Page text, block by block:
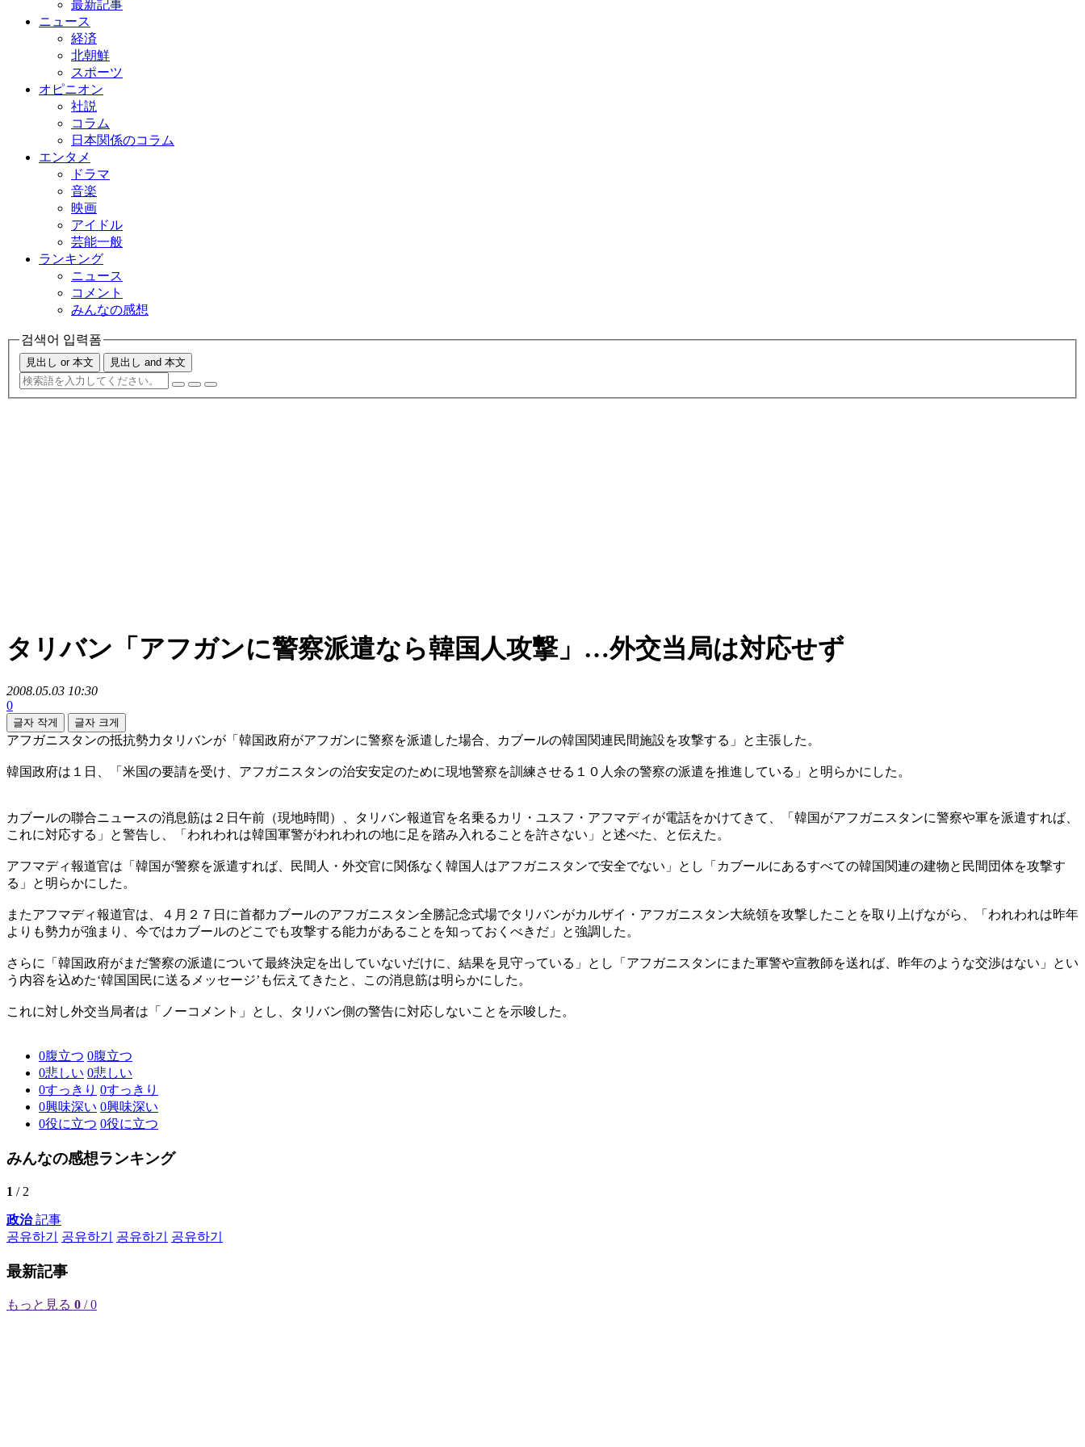
最新記事
ニュース
経済
北朝鮮
スポーツ
オピニオン
社説
コラム
日本関係のコラム
エンタメ
ドラマ
音楽
映画
アイドル
芸能一般
ランキング
ニュース
コメント
みんなの感想
검색어 입력폼
見出し or 本文 見出し and 本文
タリバン「アフガンに警察派遣なら韓国人攻撃」…外交当局は対応せず
2008.05.03 10:30
0
글자 작게 글자 크게
アフガニスタンの抵抗勢力タリバンが「韓国政府がアフガンに警察を派遣した場合、カブールの韓国関連民間施設を攻撃する」と主張した。
韓国政府は１日、「米国の要請を受け、アフガニスタンの治安安定のために現地警察を訓練させる１０人余の警察の派遣を推進している」と明らかにした。
カブールの聯合ニュースの消息筋は２日午前（現地時間）、タリバン報道官を名乗るカリ・ユスフ・アフマディが電話をかけてきて、「韓国がアフガニスタンに警察や軍を派遣すれば、
これに対応する」と警告し、「われわれは韓国軍警がわれわれの地に足を踏み入れることを許さない」と述べた、と伝えた。
アフマディ報道官は「韓国が警察を派遣すれば、民間人・外交官に関係なく韓国人はアフガニスタンで安全でない」とし「カブールにあるすべての韓国関連の建物と民間団体を攻撃す
る」と明らかにした。
またアフマディ報道官は、４月２７日に首都カブールのアフガニスタン全勝記念式場でタリバンがカルザイ・アフガニスタン大統領を攻撃したことを取り上げながら、「われわれは昨年
よりも勢力が強まり、今ではカブールのどこでも攻撃する能力があることを知っておくべきだ」と強調した。
さらに「韓国政府がまだ警察の派遣について最終決定を出していないだけに、結果を見守っている」とし「アフガニスタンにまた軍警や宣教師を送れば、昨年のような交渉はない」とい
う内容を込めた‘韓国国民に送るメッセージ’も伝えてきたと、この消息筋は明らかにした。
これに対し外交当局者は「ノーコメント」とし、タリバン側の警告に対応しないことを示唆した。
0腹立つ 0腹立つ
0悲しい 0悲しい
0すっきり 0すっきり
0興味深い 0興味深い
0役に立つ 0役に立つ
みんなの感想ランキング
1 / 2
政治記事
공유하기
공유하기 공유하기 공유하기
最新記事
もっと見る 0 / 0